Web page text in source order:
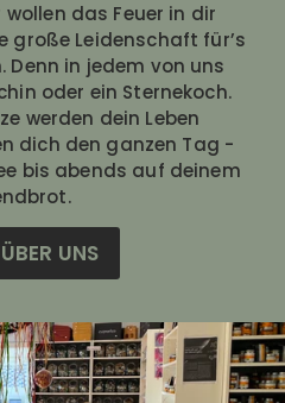
wollen das Feuer in dir
große Leidenschaft für’s
Denn in jedem von uns
oder ein Sternekoch.
werden dein Leben
dich den ganzen Tag -
bis abends auf deinem
UNS